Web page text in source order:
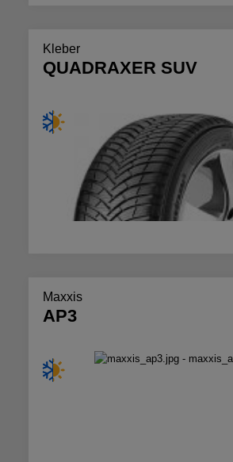
Kleber
QUADRAXER SUV
Maxxis
AP3